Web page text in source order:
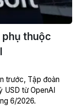
thuộc
trước, Tập đoàn
USD từ OpenAI
6/2026.